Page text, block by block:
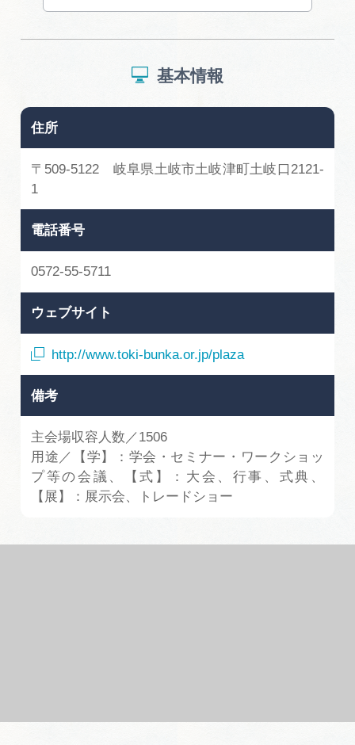
基本情報
住所
〒509-5122 岐阜県土岐市土岐津町土岐口2121-
1
電話番号
0572-55-5711
ウェブサイト
http://www.toki-bunka.or.jp/plaza
備考
主会場収容人数／1506
用途／【学】：学会・セミナー・ワークショッ
プ等の会議、【式】：大会、行事、式典、
【展】：展示会、トレードショー